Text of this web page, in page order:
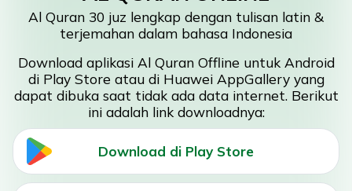
Al Quran 30 juz lengkap dengan tulisan latin &
terjemahan dalam bahasa Indonesia
Download aplikasi Al Quran Offline untuk Android
di Play Store atau di Huawei AppGallery yang
dapat dibuka saat tidak ada data internet. Berikut
ini adalah link downloadnya:
Download di Play Store